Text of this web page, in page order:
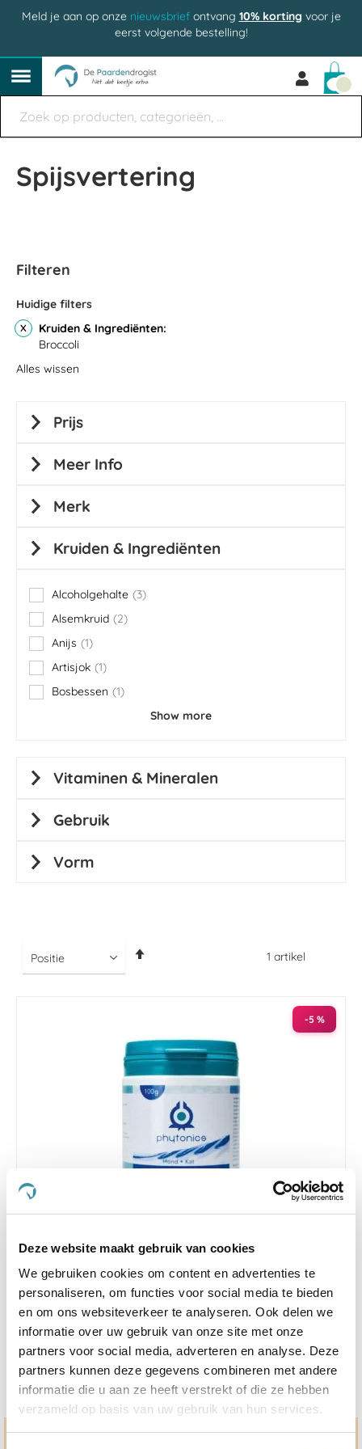
Deze website maakt gebruik van cookies
We gebruiken cookies om content en advertenties te
personaliseren, om functies voor social media te bieden
en om ons websiteverkeer te analyseren. Ook delen we
informatie over uw gebruik van onze site met onze
partners voor social media, adverteren en analyse. Deze
partners kunnen deze gegevens combineren met andere
informatie die u aan ze heeft verstrekt of die ze hebben
verzameld op basis van uw gebruik van hun services.
Meld je aan op onze nieuwsbriefontvang 10% korting voor je
eerst volgende bestelling!
Spijsvertering
1 artikel
-5 %
star
rating
Phytonics Gluco Balance 100 g Hond/Kat
Nog maar 4 beschikbaar
€ 25,59 € 24,31
Filteren
Huidige filters
Kruiden & Ingrediënten
Broccoli
Alles wissen
Prijs
Meer Info
Merk
Kruiden & Ingrediënten
Alcoholgehalte 3
items
Alsemkruid
2
items
Anijs
1
item
Artisjok 1
item
Bosbessen
1
item
Show more
Vitaminen & Mineralen
Gebruik
Vorm